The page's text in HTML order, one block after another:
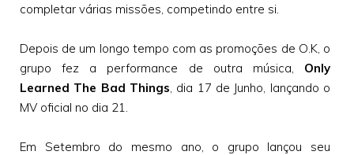
completar várias missões, competindo entre si.
Depois de um longo tempo com as promoções de O.K, o
grupo fez a performance de outra música, Only
Learned The Bad Things , dia 17 de Junho, lançando o
MV oficial no dia 21.
Em Setembro do mesmo ano, o grupo lançou seu